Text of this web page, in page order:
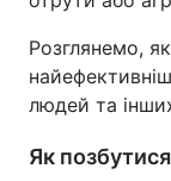
Зброя
Здоров'я
Цікавинки
Розглянемо,
людей та
Як